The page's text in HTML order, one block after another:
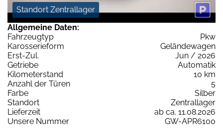
Standort Zentrallager
Allgemeine Daten:
Fahrzeugtyp
Pkw
Karosserieform
Geländewagen
Erst-Zul.
Jun / 2026
Getriebe
Automatik
Kilometerstand
10 km
Anzahl der Türen
5
Farbe
Silber
Standort
Zentrallager
Lieferzeit
ab ca. 11.08.2026
Unsere Nummer
GW-APR6100